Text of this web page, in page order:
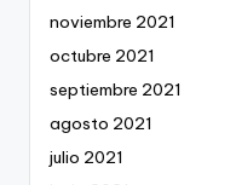
noviembre 2021
octubre 2021
septiembre 2021
agosto 2021
julio 2021